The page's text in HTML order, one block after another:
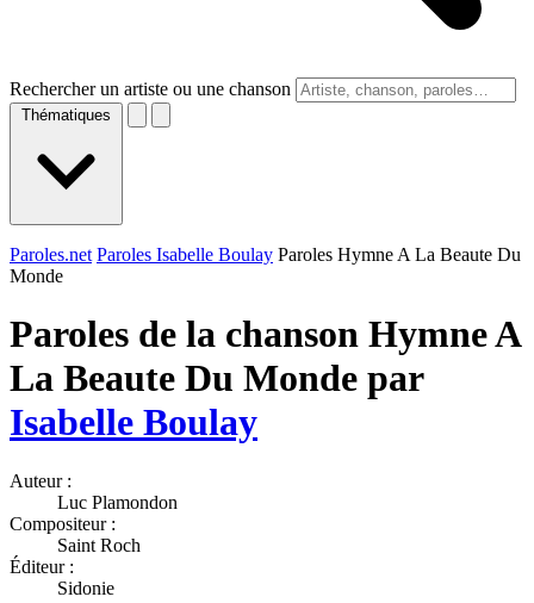
Rechercher un artiste ou une chanson
Thématiques
Paroles.net Paroles Isabelle Boulay Paroles Hymne A La Beaute Du
Monde
Paroles de la chanson Hymne A
La Beaute Du Monde par
Isabelle Boulay
Auteur :
Luc Plamondon
Compositeur :
Saint Roch
Éditeur :
Sidonie